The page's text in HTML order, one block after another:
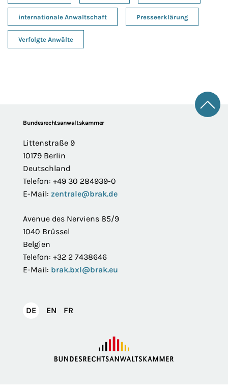
internationale Anwaltschaft Presseerklärung
Verfolgte Anwälte
FooterBundesrechtsanwaltskammer
Littenstraße 9
10179 Berlin
Deutschland
Telefon: +49 30 284939-0
E-Mail: zentrale@brak.de
Avenue des Nerviens 85/9
1040 Brüssel
Belgien
Telefon: +32 2 7438646
E-Mail: brak.bxl@brak.eu
DEDeutsch
EN English
FR